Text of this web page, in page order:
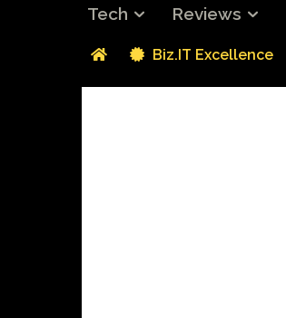
Tech Reviews
Biz.IT Excellence